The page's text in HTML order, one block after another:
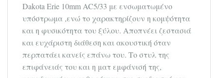
Dakota Erie 10mm AC5/33 με ενσωματωμένο
υπόστρωμα ,ενώ το χαρακτηρίζουν η κομψότητα
και η φυσικότητα του ξύλου. Αποπνέει ζεστασιά
και ευχάριστη διάθεση και ακουστική όταν
περπατάει κανείς επάνω του. Το στυλ της
επιφάνειάς του και η ματ εμφάνισή της,